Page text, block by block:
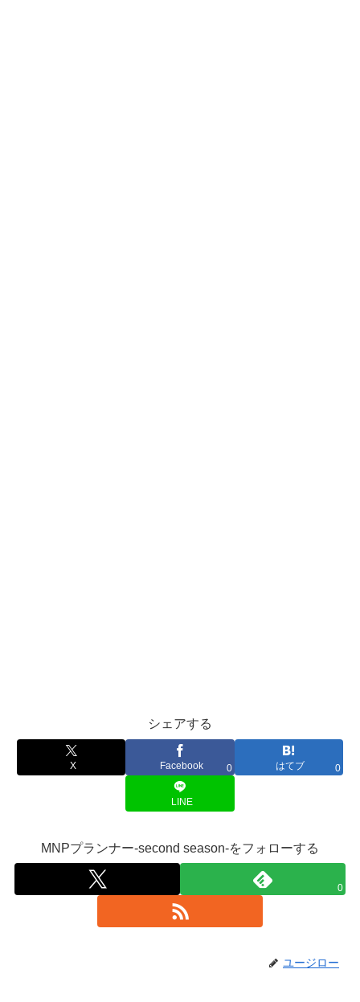
シェアする
X Facebook 0 はてブ 0
LINE
MNPプランナー-second season-をフォローする
0
ユージロー